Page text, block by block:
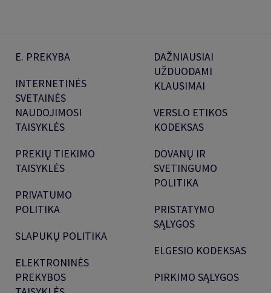
E. PREKYBA
INTERNETINĖS
SVETAINĖS
NAUDOJIMOSI
TAISYKLĖS
PREKIŲ TIEKIMO
TAISYKLĖS
PRIVATUMO
POLITIKA
SLAPUKŲ POLITIKA
ELEKTRONINĖS
PREKYBOS
DAŽNIAUSIAI
UŽDUODAMI
KLAUSIMAI
VERSLO ETIKOS
KODEKSAS
DOVANŲ IR
SVETINGUMO
POLITIKA
PRISTATYMO
SĄLYGOS
ELGESIO KODEKSAS
PIRKIMO SĄLYGOS